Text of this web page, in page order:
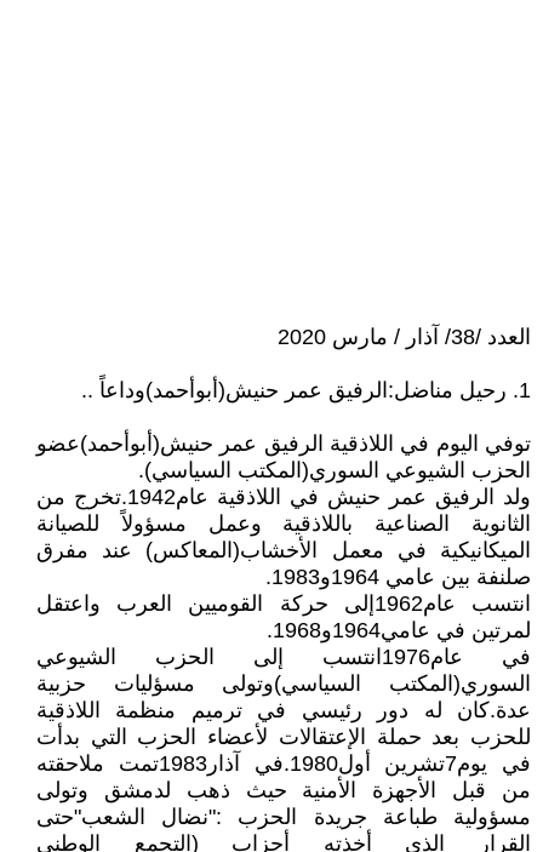
العدد /38/ آذار / مارس 2020
1. رحيل مناضل:الرفيق عمر حنيش(أبوأحمد)وداعاً ..
توفي اليوم في اللاذقية الرفيق عمر حنيش(أبوأحمد)عضو
الحزب الشيوعي السوري(المكتب السياسي).
ولد الرفيق عمر حنيش في اللاذقية عام1942.تخرج من
الثانوية الصناعية باللاذقية وعمل مسؤولاً للصيانة
الميكانيكية في معمل الأخشاب(المعاكس) عند مفرق
صلنفة بين عامي 1964و1983.
انتسب عام1962إلى حركة القوميين العرب واعتقل
لمرتين في عامي1964و1968.
في عام1976انتسب إلى الحزب الشيوعي
السوري(المكتب السياسي)وتولى مسؤليات حزبية
عدة.كان له دور رئيسي في ترميم منظمة اللاذقية
للحزب بعد حملة الإعتقالات لأعضاء الحزب التي بدأت
في يوم7تشرين أول1980.في آذار1983تمت ملاحقته
من قبل الأجهزة الأمنية حيث ذهب لدمشق وتولى
مسؤولية طباعة جريدة الحزب :"نضال الشعب"حتى
القرار الذي أخذته أحزاب (التجمع الوطني